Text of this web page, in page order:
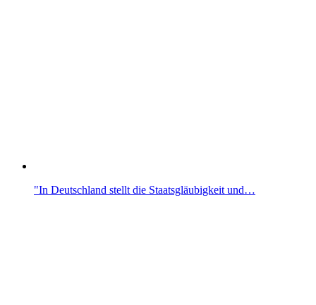
"In Deutschland stellt die Staatsgläubigkeit und…